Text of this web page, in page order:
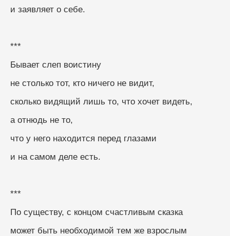
и заявляет о себе.
***
Бывает слеп воистину
не столько тот, кто ничего не видит,
сколько видящий лишь то, что хочет видеть,
а отнюдь не то,
что у него находится перед глазами
и на самом деле есть.
***
По существу, с концом счастливым сказка
может быть необходимой тем же взрослым